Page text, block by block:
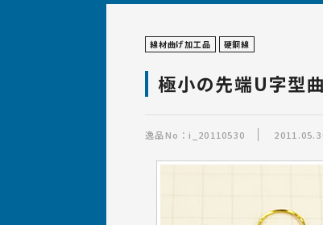
ばねの材質・サイズ・加工につ
線材曲げ加工品 硬鋼線
極小の先端U字型
逸品No：i_20110530